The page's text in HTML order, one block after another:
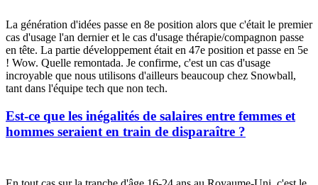
La génération d'idées passe en 8e position alors que c'était le premier
cas d'usage l'an dernier et le cas d'usage thérapie/compagnon passe
en tête. La partie développement était en 47e position et passe en 5e
! Wow. Quelle remontada. Je confirme, c'est un cas d'usage
incroyable que nous utilisons d'ailleurs beaucoup chez Snowball,
tant dans l'équipe tech que non tech.
Est-ce que les inégalités de salaires entre femmes et
hommes seraient en train de disparaître ?